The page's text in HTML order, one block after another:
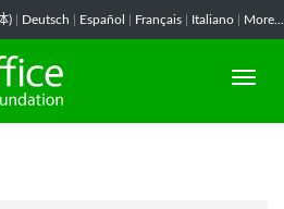
) Deutsch Español Français Italiano More...